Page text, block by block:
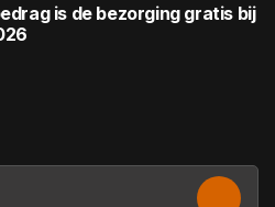
is de bezorging gratis bij